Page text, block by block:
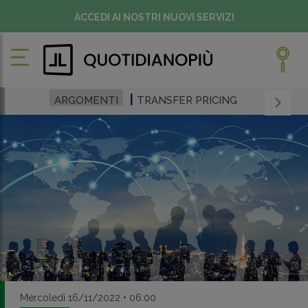
ACCEDI AI NOSTRI NUOVI SERVIZI
ARGOMENTI TRANSFER PRICING
Mercoledì 16/11/2022 • 06:00